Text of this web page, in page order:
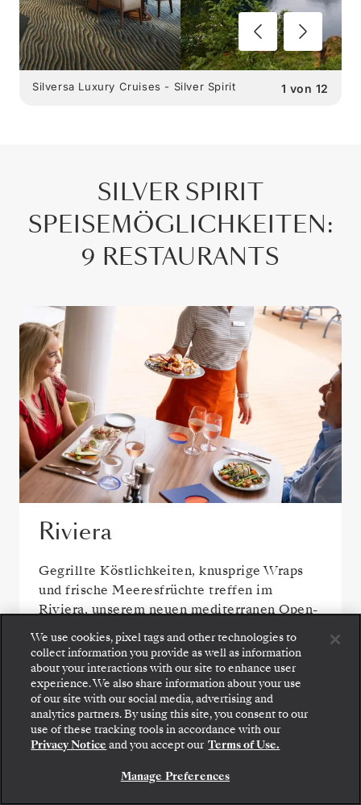
1 von 12
Silversa Luxury Cruises - Silver Spirit
SILVER SPIRIT
SPEISEMÖGLICHKEITEN:
9 RESTAURANTS
Riviera
Gegrillte Köstlichkeiten, knusprige Wraps
und frische Meeresfrüchte treffen im
Riviera, unserem neuen mediterranen Open-
Air-Restaurant an Bord der Silver Spirit, auf
spritzige Aperitifs und erlesene Weine.
We use cookies, pixel tags and other technologies to
collect information you provide as well as information
about your interactions with our site to enhance user
experience. We also share information about your use
of our site with our social media, advertising and
analytics partners. By using this site, you consent to our
use of these tracking tools in accordance with our
Privacy Notice and you accept our Terms of Use.
Manage Preferences